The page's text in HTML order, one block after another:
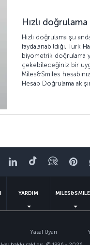
Hızlı
Hızlı doğrulama şu
faydalanabildiği, Türk
biyometrik doğrulama
çekebileceğiniz bir
Miles&Smiles
Hesap Doğrulama
LinkedIn
TiktokBlog
YARDIM
Yasal Uyarı